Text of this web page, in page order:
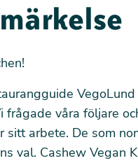
VegoLund
våra följare
arbete. De som
val. Cashew Vegan